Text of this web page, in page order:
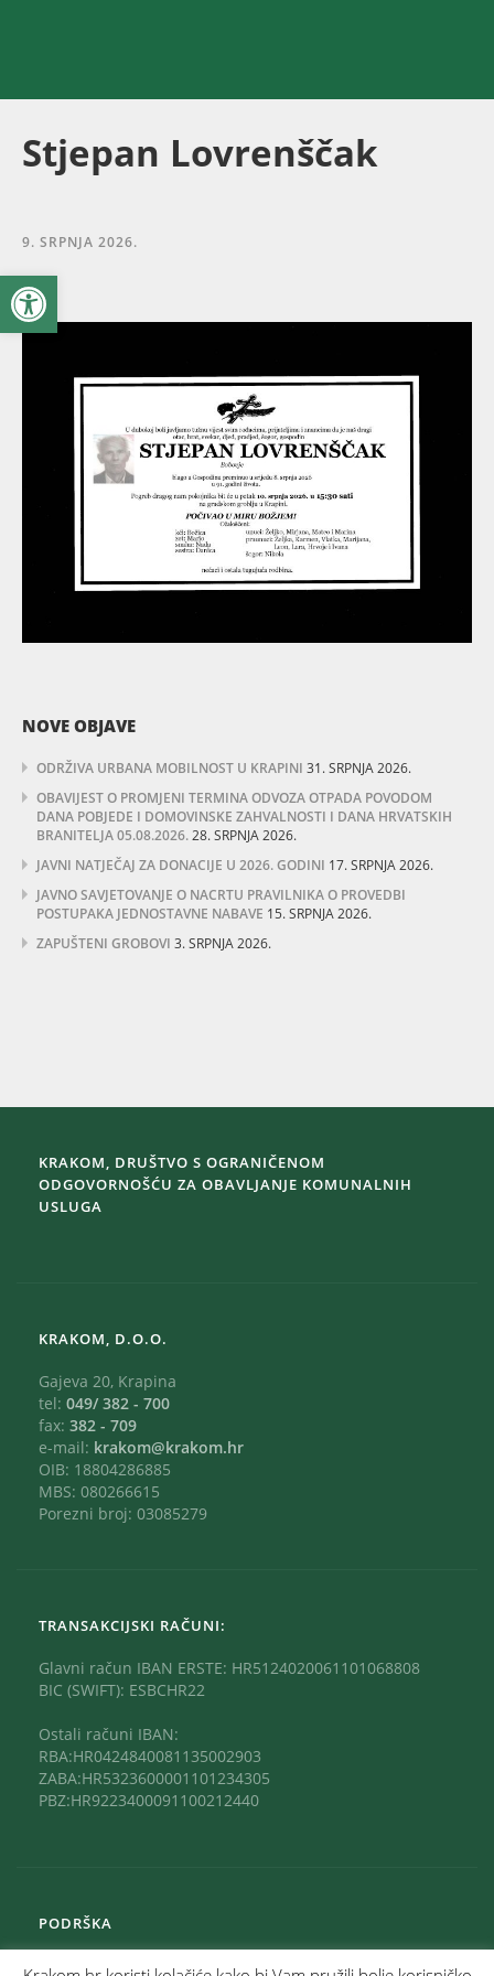
Open toolbar
Stjepan Lovrenščak
9. SRPNJA 2026.
NOVE OBJAVE
ODRŽIVA URBANA MOBILNOST U KRAPINI 31. SRPNJA 2026.
OBAVIJEST O PROMJENI TERMINA ODVOZA OTPADA POVODOM
DANA POBJEDE I DOMOVINSKE ZAHVALNOSTI I DANA HRVATSKIH
BRANITELJA 05.08.2026.28. SRPNJA 2026.
JAVNI NATJEČAJ ZA DONACIJE U 2026. GODINI 17. SRPNJA 2026.
JAVNO SAVJETOVANJE O NACRTU PRAVILNIKA O PROVEDBI
POSTUPAKA JEDNOSTAVNE NABAVE 15. SRPNJA 2026.
ZAPUŠTENI GROBOVI 3. SRPNJA 2026.
KRAKOM, DRUŠTVO S OGRANIČENOM
ODGOVORNOŠĆU ZA OBAVLJANJE KOMUNALNIH
USLUGA
KRAKOM, D.O.O.
Gajeva 20, Krapina
tel: 049/ 382 - 700
fax: 382 - 709
e-mail: krakom@krakom.hr
OIB: 18804286885
MBS: 080266615
Porezni broj: 03085279
TRANSAKCIJSKI RAČUNI:
Glavni račun IBAN ERSTE: HR5124020061101068808
BIC (SWIFT): ESBCHR22
Ostali računi IBAN:
RBA:HR0424840081135002903
ZABA:HR5323600001101234305
PBZ:HR9223400091100212440
PODRŠKA